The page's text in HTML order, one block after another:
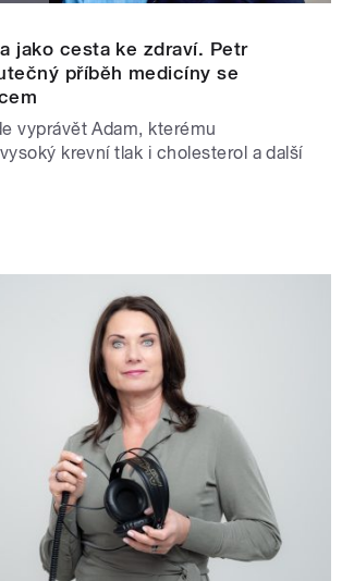
jako cesta ke zdraví. Petr
příběh medicíny se
vyprávět Adam, kterému
krevní tlak i cholesterol a další